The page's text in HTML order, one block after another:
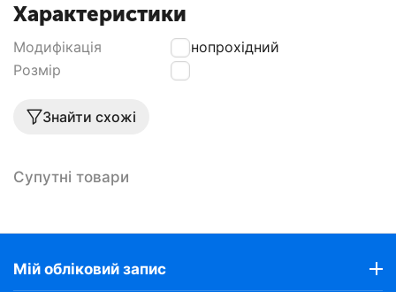
Характеристики
Модифікація
Рівнопрохідний
Розмір
32
Знайти схожі
Супутні товари
Мій обліковий запис